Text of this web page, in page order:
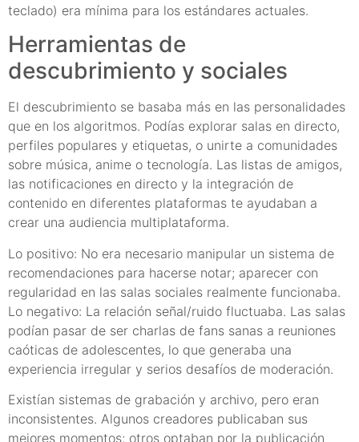
teclado) era mínima para los estándares actuales.
Herramientas de
descubrimiento y sociales
El descubrimiento se basaba más en las personalidades
que en los algoritmos. Podías explorar salas en directo,
perfiles populares y etiquetas, o unirte a comunidades
sobre música, anime o tecnología. Las listas de amigos,
las notificaciones en directo y la integración de
contenido en diferentes plataformas te ayudaban a
crear una audiencia multiplataforma.
Lo positivo: No era necesario manipular un sistema de
recomendaciones para hacerse notar; aparecer con
regularidad en las salas sociales realmente funcionaba.
Lo negativo: La relación señal/ruido fluctuaba. Las salas
podían pasar de ser charlas de fans sanas a reuniones
caóticas de adolescentes, lo que generaba una
experiencia irregular y serios desafíos de moderación.
Existían sistemas de grabación y archivo, pero eran
inconsistentes. Algunos creadores publicaban sus
mejores momentos; otros optaban por la publicación